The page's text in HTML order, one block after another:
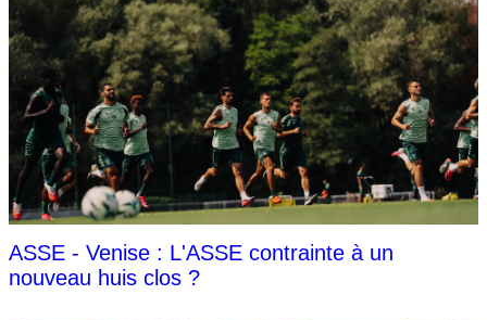
ASSE - Venise : L'ASSE contrainte à un
nouveau huis clos ?